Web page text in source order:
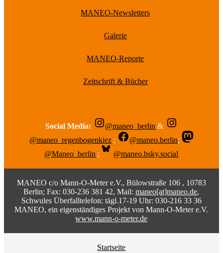
MANEO-Newsletters
Galerie
MANEO-Reporte
Zeitschrift & Bücher
Social Media: @maneo_berlin &
@maneo_regenbogenkiez ; @maneo.berlin;
@Maneo_berlin ; @maneo.bsky.social
MANEO c/o Mann-O-Meter e.V., Bülowstraße 106 , 10783
Berlin; Fax: 030-236 381 42, Mail:maneo[at]maneo.de,
Schwules Überfalltelefon: tägl.17-19 Uhr: 030-216 33 36
MANEO, ein eigenständiges Projekt von Mann-O-Meter e.V.
www.mann-o-meter.de
Startseite